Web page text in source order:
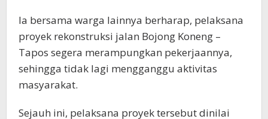
Ia bersama warga lainnya berharap, pelaksana
proyek rekonstruksi jalan Bojong Koneng –
Tapos segera merampungkan pekerjaannya,
sehingga tidak lagi mengganggu aktivitas
masyarakat.
Sejauh ini, pelaksana proyek tersebut dinilai